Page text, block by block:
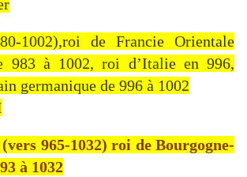
1002),roi de Francie Orientale
983 à 1002, roi d’Italie en 996,
germanique de 996 à 1002
965-1032) roi de Bourgogne-
à 1032